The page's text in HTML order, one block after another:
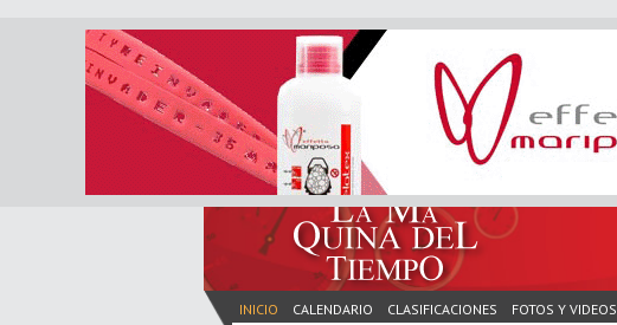
INICIO CALENDARIO CLASIFICACIONES FOTOS Y VIDEOS